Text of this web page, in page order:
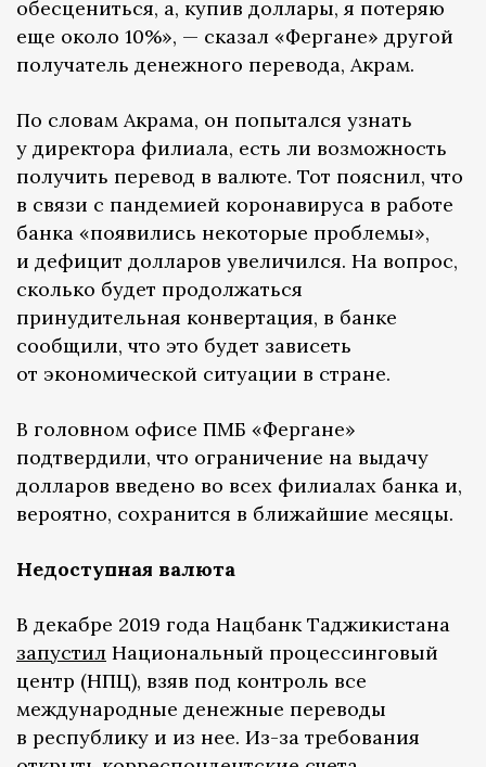
обесцениться, а, купив доллары, я потеряю
еще около 10%», — сказал «Фергане» другой
получатель денежного перевода, Акрам.
По словам Акрама, он попытался узнать
у директора филиала, есть ли возможность
получить перевод в валюте. Тот пояснил, что
в связи с пандемией коронавируса в работе
банка «появились некоторые проблемы»,
и дефицит долларов увеличился. На вопрос,
сколько будет продолжаться
принудительная конвертация, в банке
сообщили, что это будет зависеть
от экономической ситуации в стране.
В головном офисе ПМБ «Фергане»
подтвердили, что ограничение на выдачу
долларов введено во всех филиалах банка и,
вероятно, сохранится в ближайшие месяцы.
Недоступная валюта
В декабре 2019 года Нацбанк Таджикистана
запустил Национальный процессинговый
центр (НПЦ), взяв под контроль все
международные денежные переводы
в республику и из нее. Из-за требования